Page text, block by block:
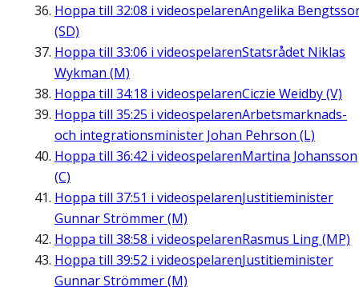
Hoppa till 32:08 i videospelarenAngelika
(SD)
Hoppa till 33:06 i videospelarenStatsrådet Niklas
Wykman (M)
Hoppa till 34:18 i videospelarenCiczie Weidby (V)
Hoppa till 35:25 i videospelarenArbetsmarknads-
och integrationsminister Johan Pehrson (L)
Hoppa till 36:42 i videospelarenMartina Johansson
(C)
Hoppa till 37:51 i videospelarenJustitieminister
Gunnar Strömmer (M)
Hoppa till 38:58 i videospelarenRasmus Ling (MP)
Hoppa till 39:52 i videospelarenJustitieminister
Gunnar Strömmer (M)